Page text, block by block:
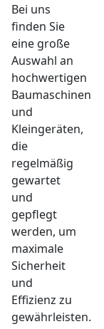
Bei uns
finden Sie
eine große
Auswahl an
hochwertigen
Baumaschinen
und
Kleingeräten,
die
regelmäßig
gewartet
und
gepflegt
werden, um
maximale
Sicherheit
und
Effizienz zu
gewährleisten.